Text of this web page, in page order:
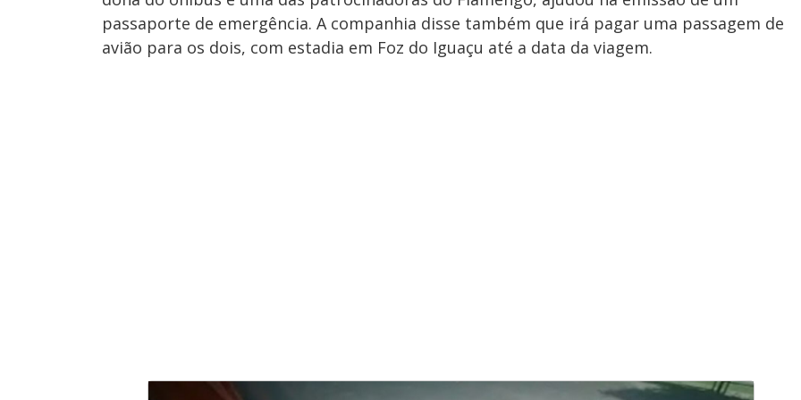
a
s
T
a
e
r
passaporte de emergência. A companhia disse também que irá pagar uma passagem de
avião para os dois, com estadia em Foz do Iguaçu até a data da viagem.